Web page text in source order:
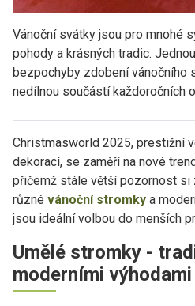
Vánoční svátky jsou pro mnohé
pohody a krásných tradic.
bezpochyby zdobení vánočního
nedílnou součástí každoročních
Christmasworld 2025, prestižní
dekorací, se zaměří na nové
přičemž stále větší pozornost si
různé vánoční stromky a
jsou ideální volbou do menších
Umělé stromky -
moderními výhodami